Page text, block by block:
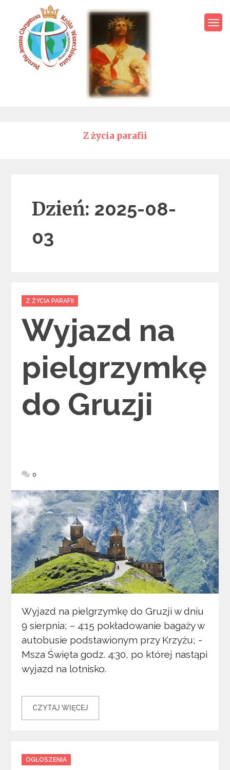
content
Parafia Jezusa Chrystusa
Króla Wszechświata – Rawa
Z życia parafii
Dzień: 2025-08-
03
Categories
Z ŻYCIA PARAFII
Wyjazd na
pielgrzymkę
do Gruzji
0
Wyjazd na pielgrzymkę do Gruzji w dniu
9 sierpnia; – 4:15 pokładowanie bagaży w
autobusie podstawionym przy Krzyżu; -
Msza Święta godz. 4:30, po której nastąpi
wyjazd na lotnisko.
CZYTAJ WIĘCEJ
Categories
OGŁOSZENIA